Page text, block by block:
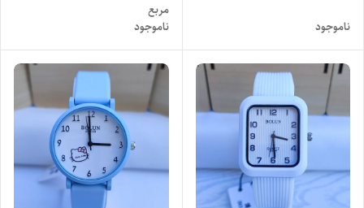
ناموجود
مربع
ناموجود